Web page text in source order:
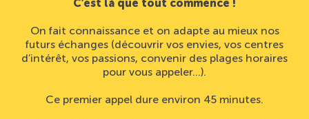
C’est là que tout commence !
On fait connaissance et on adapte au mieux nos
futurs échanges (découvrir vos envies, vos centres
d’intérêt, vos passions, convenir des plages horaires
pour vous appeler…).
Ce premier appel dure environ 45 minutes.